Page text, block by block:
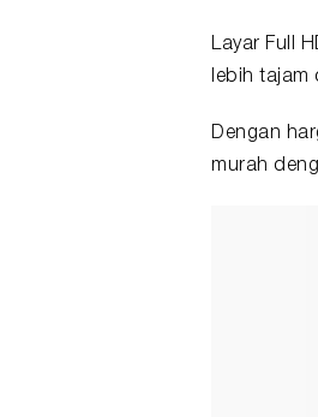
Layar Full
lebih tajam
Dengan
murah